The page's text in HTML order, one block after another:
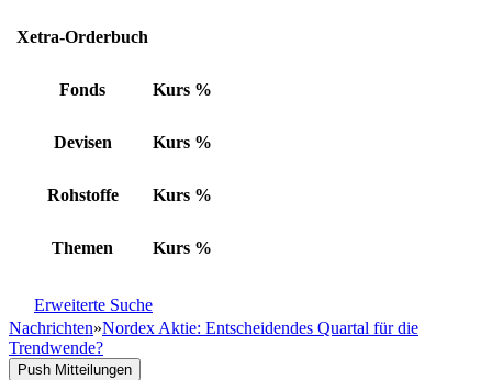
Xetra-Orderbuch
Fonds Kurs %
Devisen Kurs %
Rohstoffe Kurs %
Themen Kurs %
Erweiterte Suche
Nachrichten»Nordex Aktie: Entscheidendes Quartal für die
Trendwende?
Push Mitteilungen